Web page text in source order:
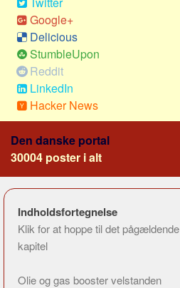
Google+
Delicious
StumbleUpon
Reddit
LinkedIn
Hacker News
Den danske portal
30004 poster i alt
Indholdsfortegnelse
Klik for at hoppe til det pågældende
kapitel
Olie og gas booster velstanden